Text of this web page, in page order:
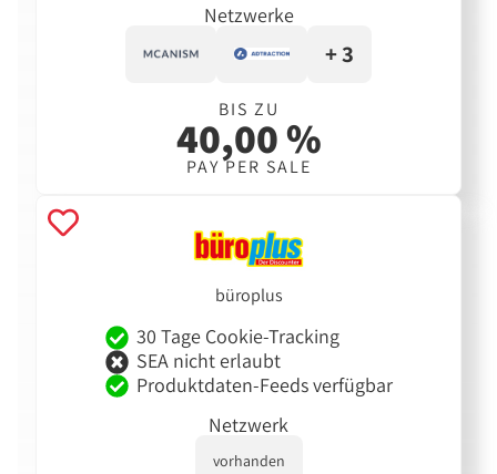
Netzwerke
+ 3
BIS ZU
40,00 %
PAY PER SALE
büroplus
30 Tage Cookie-Tracking
SEA nicht erlaubt
Produktdaten-Feeds verfügbar
Netzwerk
vorhanden